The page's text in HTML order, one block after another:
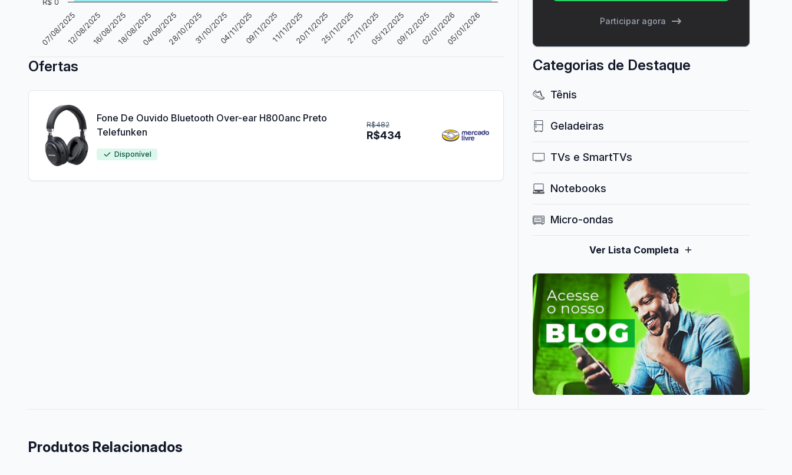
07/08/202512/08/202516/08/202518/08/202504/09/202528/10/202531/10/202504/11/202509/11/202511/11/202520/11/202525/11/202527/11/202505/12/202509/12/202502/01/202605/01/2026
R$ 0
Ofertas
R$434
R$482
Fone De Ouvido Bluetooth Over-ear H800anc Preto
Telefunken
Disponível
Participar agora
Categorias de Destaque
Tênis
Geladeiras
TVs e SmartTVs
Notebooks
Micro-ondas
Ver Lista Completa
Produtos Relacionados